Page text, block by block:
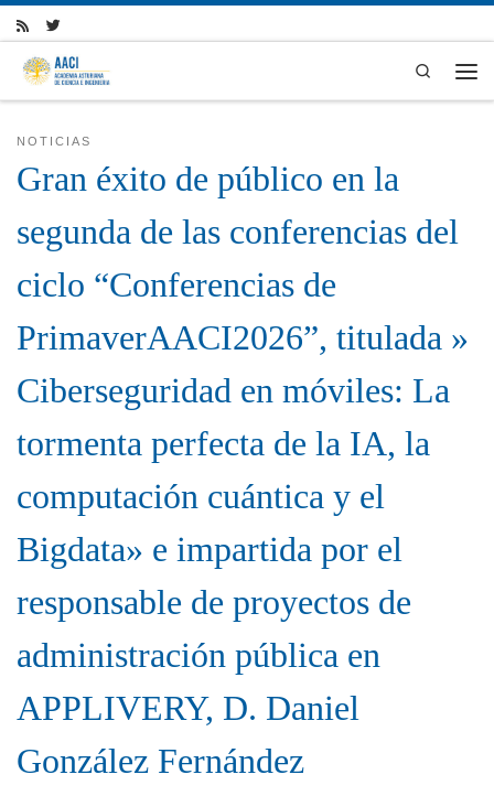
Skip to content
Search
NOTICIAS
Gran éxito de público en la
segunda de las conferencias del
ciclo “Conferencias de
PrimaverAACI2026”, titulada »
Ciberseguridad en móviles: La
tormenta perfecta de la IA, la
computación cuántica y el
Bigdata» e impartida por el
responsable de proyectos de
administración pública en
APPLIVERY, D. Daniel
González Fernández